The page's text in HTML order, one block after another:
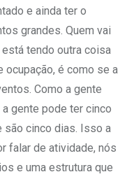
e ainda ter o
grandes. Quem vai
tendo outra coisa
ocupação, é como se a
Como a gente
gente pode ter cinco
são cinco dias. Isso a
falar de atividade, nós
e uma estrutura que